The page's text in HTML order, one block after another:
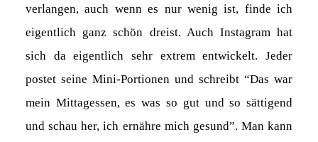
verlangen, auch wenn es nur wenig ist, finde ich
eigentlich ganz schön dreist. Auch Instagram hat
sich da eigentlich sehr extrem entwickelt. Jeder
postet seine Mini-Portionen und schreibt “Das war
mein Mittagessen, es was so gut und so sättigend
und schau her, ich ernähre mich gesund”. Man kann